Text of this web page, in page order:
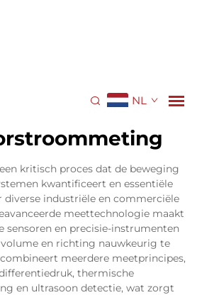
NL
kritisch proces dat de beweging
kwantificeert en essentiële
diverse industriële en commerciële
meettechnologie maakt
sensoren en precisie-instrumenten
en richting nauwkeurig te
meerdere meetprincipes,
thermische
en ultrasoon detectie, wat zorgt